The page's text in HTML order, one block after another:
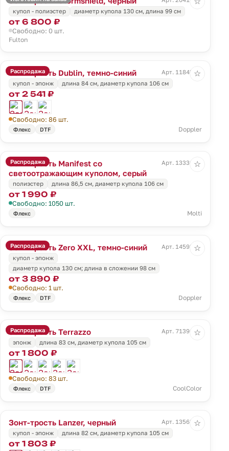
купол - полиэстер
диаметр купола 130 см, длина 99 см
от 6 800 ₽
Свободно: 0 шт.
Fulton
Распродажа
Зонт-трость Dublin, темно-синий
Арт. 11845.40
купол - эпонж
длина 84 см, диаметр купола 106 см
от 2 541 ₽
Свободно: 86 шт.
Флекс DTF Doppler
☆
Распродажа
Зонт-трость Manifest со
светоотражающим куполом, серый
Арт. 13330.10
полиэстер длина 86,5 см, диаметр купола 106 см
от 1 990 ₽
Свободно: 1050 шт.
Флекс Molti
☆
Распродажа
Зонт-трость Zero XXL, темно-синий
Арт. 14593.40
купол - эпонж
диаметр купола 130 см; длина в сложении 98 см
от 3 890 ₽
Свободно: 1 шт.
Флекс DTF Doppler
☆
Распродажа
Зонт-трость Terrazzo
Арт. 71396.34
эпонж
длина 83 см, диаметр купола 105 см
от 1 800 ₽
Свободно: 83 шт.
Флекс DTF CoolColor
☆
Зонт-трость Lanzer, черный
Арт. 13563.30
купол - эпонж
длина 82 см, диаметр купола 105 см
от 1 803 ₽
☆